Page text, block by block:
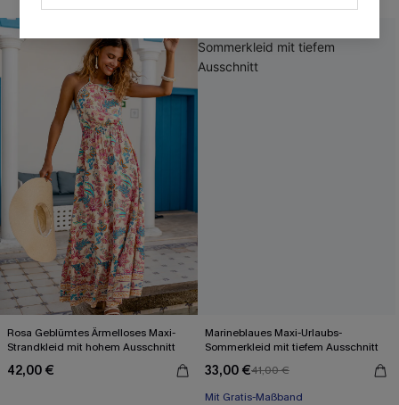
Rosa Geblümtes Ärmelloses Maxi-
Strandkleid mit hohem Ausschnitt
42,00 €
Marineblaues Maxi-Urlaubs-
Sommerkleid mit tiefem Ausschnitt
33,00 €41,00 €
Mit Gratis-Maßband
Festlich